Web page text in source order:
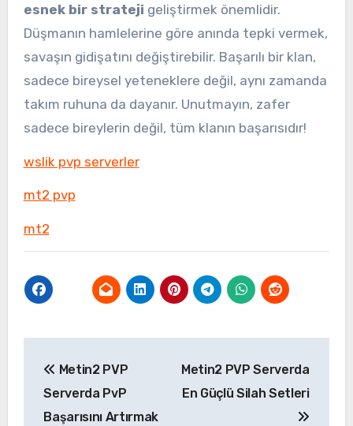
esnek bir strateji geliştirmek önemlidir.
Düşmanın hamlelerine göre anında tepki vermek,
savaşın gidişatını değiştirebilir. Başarılı bir klan,
sadece bireysel yeteneklere değil, aynı zamanda
takım ruhuna da dayanır. Unutmayın, zafer
sadece bireylerin değil, tüm klanın başarısıdır!
wslik pvp serverler
mt2 pvp
mt2
gezinmesi
Metin2 PVP
Serverda PvP
Başarısını Artırmak
Metin2 PVP Serverda
En Güçlü Silah Setleri